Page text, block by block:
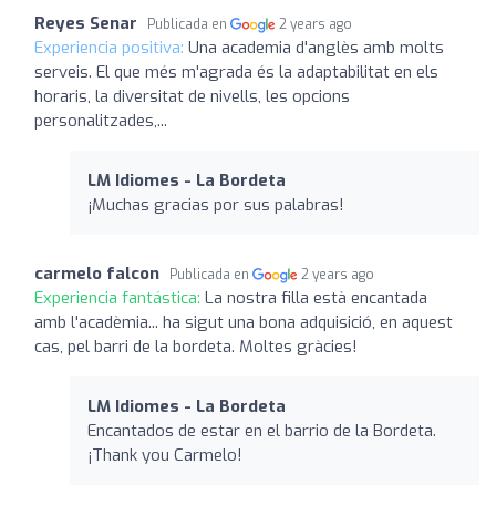
Reyes Senar Publicada en 2 years ago
Experiencia positiva: Una academia d'anglès amb molts
serveis. El que més m'agrada és la adaptabilitat en els
horaris, la diversitat de nivells, les opcions
personalitzades,...
LM Idiomes - La Bordeta
¡Muchas gracias por sus palabras!
carmelo falcon Publicada en 2 years ago
Experiencia fantástica: La nostra filla està encantada
amb l'acadèmia... ha sigut una bona adquisició, en aquest
cas, pel barri de la bordeta. Moltes gràcies!
LM Idiomes - La Bordeta
Encantados de estar en el barrio de la Bordeta.
¡Thank you Carmelo!